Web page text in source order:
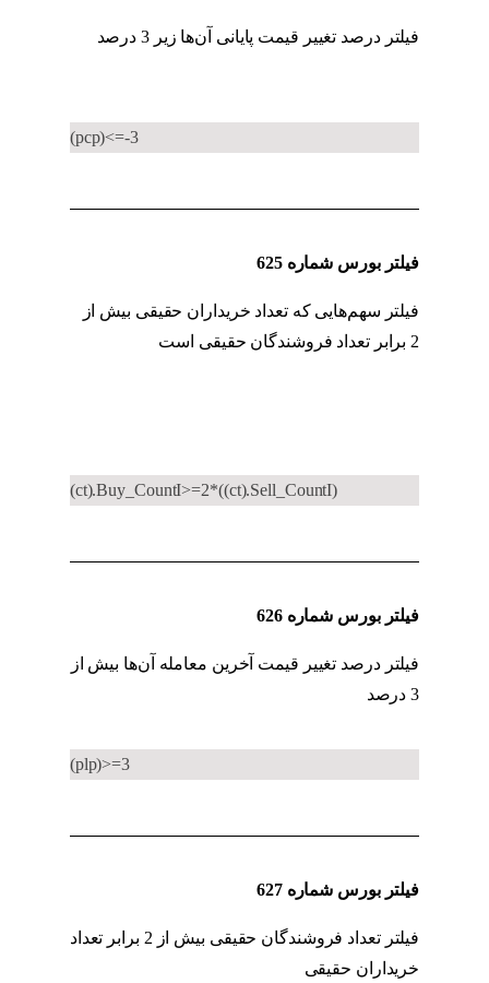
فیلتر درصد تغییر قیمت پایانی آن‌ها زیر 3 درصد
(pcp)<=-3
فیلتر بورس شماره 625
فیلتر سهم‌هایی که تعداد خریداران حقیقی بیش از
2 برابر تعداد فروشندگان حقیقی است
(ct).Buy_CountI>=2*((ct).Sell_CountI)
فیلتر بورس شماره 626
فیلتر درصد تغییر قیمت آخرین معامله آن‌ها بیش از
3 درصد
(plp)>=3
فیلتر بورس شماره 627
فیلتر تعداد فروشندگان حقیقی بیش از 2 برابر تعداد
خریداران حقیقی